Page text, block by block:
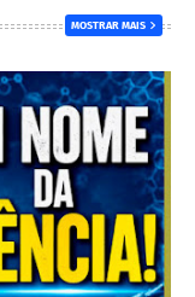
MOSTRAR MAIS